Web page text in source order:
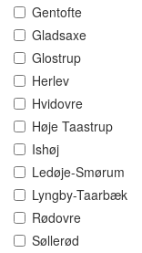
Gentofte
Gladsaxe
Glostrup
Herlev
Hvidovre
Høje Taastrup
Ishøj
Ledøje-Smørum
Lyngby-Taarbæk
Rødovre
Søllerød